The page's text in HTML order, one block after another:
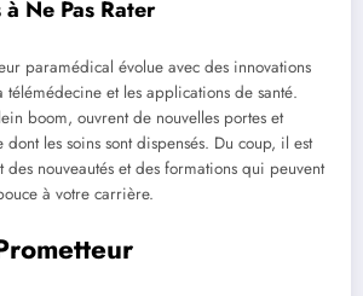
à Ne Pas Rater
paramédical évolue avec des innovations
télémédecine et les applications de santé.
boom, ouvrent de nouvelles portes et
les soins sont dispensés. Du coup, il est
des nouveautés et des formations qui peuvent
à votre carrière.